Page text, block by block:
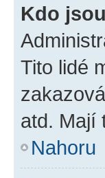
Kdo
Tito lidé
atd. Mají
Nahoru